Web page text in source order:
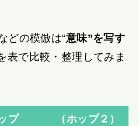
どの模倣は“意味”を写す
表で比較・整理してみま
プ
（ホップ２）